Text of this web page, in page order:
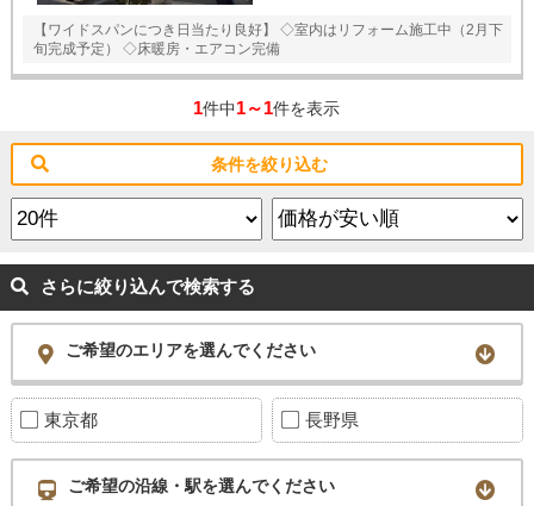
お気に入り物件
【ワイドスパンにつき日当たり良好】 ◇室内はリフォーム施工中（2月下
旬完成予定） ◇床暖房・エアコン完備
1件中1～1件を表示
条件を絞り込む
さらに絞り込んで検索する
ご希望のエリアを選んでください
東京都 長野県
ご希望の沿線・駅を選んでください